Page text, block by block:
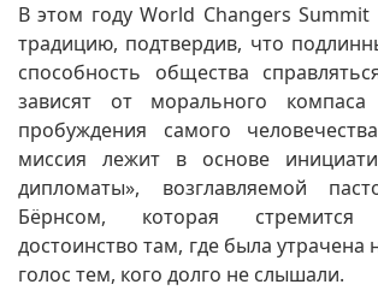
В этом году World Changers Summit
традицию, подтвердив, что
способность общества
зависят от морального компаса
пробуждения самого
миссия лежит в основе
дипломаты», возглавляемой
Бёрнсом, которая стремится
достоинство там, где была утрачена
голос тем, кого долго не слышали.